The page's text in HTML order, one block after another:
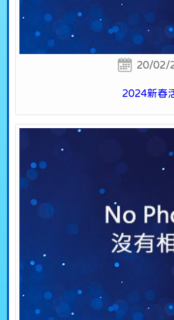
20/02/
2024新春